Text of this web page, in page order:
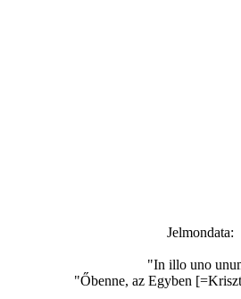
Jelmondata:
"In illo uno
"Őbenne, az Egyben